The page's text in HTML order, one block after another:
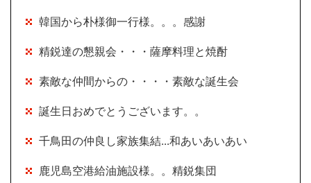
韓国から朴様御一行様。。。感謝
精鋭達の懇親会・・・薩摩料理と焼酎
素敵な仲間からの・・・・素敵な誕生会
誕生日おめでとうございます。。
千鳥田の仲良し家族集結...和あいあいあい
鹿児島空港給油施設様。。精鋭集団